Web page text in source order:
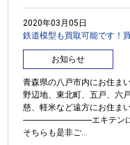
2020年03月05日
鉄道模型も買取可能です！
お知らせ
青森県の八戸市内にお住ま
野辺地、東北町、五戸、六
慈、軽米など遠方にお住まい
---------------------------------エキ
そちらも是非ご...